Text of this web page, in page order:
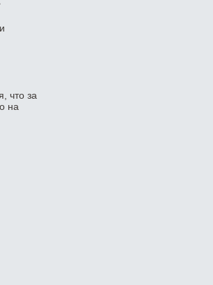
что за
на